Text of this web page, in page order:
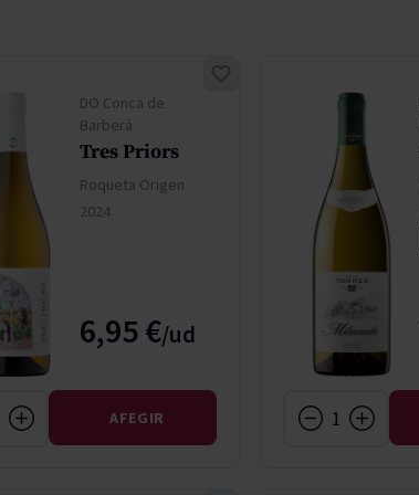
DO Conca de
Barberà
Tres Priors
Roqueta Origen
2024
6,95 €
AFEGIR